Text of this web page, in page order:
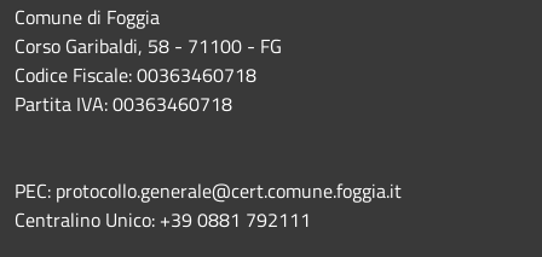
Comune di Foggia
Corso Garibaldi, 58 - 71100 - FG
Codice Fiscale: 00363460718
Partita IVA: 00363460718
PEC: protocollo.generale@cert.comune.foggia.it
Centralino Unico: +39 0881 792111